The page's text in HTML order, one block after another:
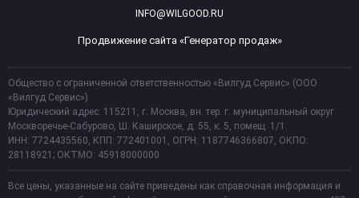
INFO@WILGOOD.RU
Продвижение сайта «Генератор продаж»
Общество с ограниченной ответственностью «Вилгуд Сервис» (ООО
«Вилгуд Сервис»)
Юридический адрес: 115211, г. Москва, вн. тер. г. муниципальный округ
Москворечье-Сабурово, Ш. Каширское, д. 55, к. 5, помещ. 1/1.
ИНН: 7724435560, КПП: 772401001, ОГРН: 1187746366807, ОКПО:
28118921; ОКТМО: 45918000000
Все цены, указанные на сайте приведены как справочная информация и